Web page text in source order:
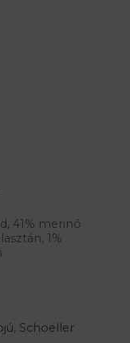
41% merinó
1%
, Schoeller